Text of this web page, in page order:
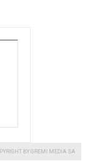
BY GREMI MEDIA SA